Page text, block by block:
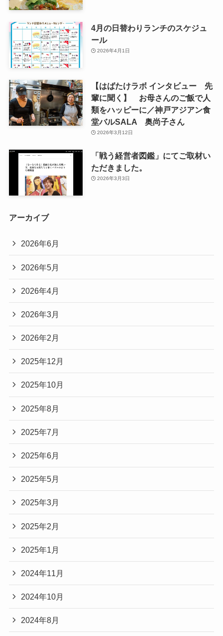
4月の日替わりランチのスケジュ
ール
2026年4月1日
【はばたけラボ インタビュー 先
輩に聞く】 お母さんのご飯で人
類をハッピーに／神戸アジアン食
堂バルSALA 奥尚子さん
2026年3月12日
「戦う経営者図鑑」にてご取材い
ただきました。
2026年3月3日
アーカイブ
2026年6月
2026年5月
2026年4月
2026年3月
2026年2月
2025年12月
2025年10月
2025年8月
2025年7月
2025年6月
2025年5月
2025年3月
2025年2月
2025年1月
2024年11月
2024年10月
2024年8月